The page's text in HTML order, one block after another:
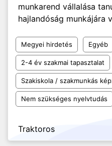
munkarend vállalása
hajlandóság munkájára
Megyei hirdetés Egyéb
2-4 év szakmai tapasztalat
Szakiskola / szakmunkás
Nem szükséges nyelvtudás
Traktoros